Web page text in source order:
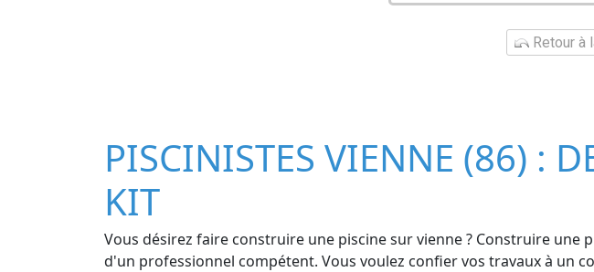
Retour à
PISCINISTES VIENNE (86) :
KIT
Vous désirez faire construire une piscine sur vienne ? Construire
d'un professionnel compétent. Vous voulez confier vos travaux à un